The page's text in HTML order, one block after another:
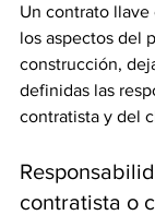
Un contrato llave
los aspectos del
construcción,
definidas las
contratista y del
contratista o